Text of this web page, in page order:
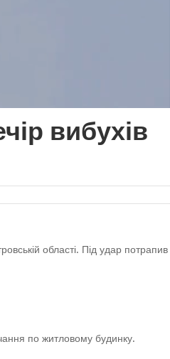
вибухів
області. Під удар потрапив
по житловому будинку.